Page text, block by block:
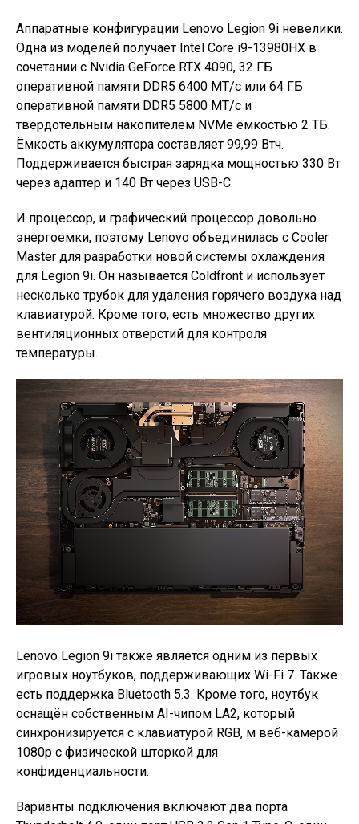
Аппаратные конфигурации Lenovo Legion 9i невелики.
Одна из моделей получает Intel Core i9-13980HX в
сочетании с Nvidia GeForce RTX 4090, 32 ГБ
оперативной памяти DDR5 6400 МТ/с или 64 ГБ
оперативной памяти DDR5 5800 МТ/с и
твердотельным накопителем NVMe ёмкостью 2 ТБ.
Ёмкость аккумулятора составляет 99,99 Втч.
Поддерживается быстрая зарядка мощностью 330 Вт
через адаптер и 140 Вт через USB-C.
И процессор, и графический процессор довольно
энергоемки, поэтому Lenovo объединилась с Cooler
Master для разработки новой системы охлаждения
для Legion 9i. Он называется Coldfront и использует
несколько трубок для удаления горячего воздуха над
клавиатурой. Кроме того, есть множество других
вентиляционных отверстий для контроля
температуры.
Lenovo Legion 9i также является одним из первых
игровых ноутбуков, поддерживающих Wi-Fi 7. Также
есть поддержка Bluetooth 5.3. Кроме того, ноутбук
оснащён собственным AI-чипом LA2, который
синхронизируется с клавиатурой RGB, м веб-камерой
1080p с физической шторкой для
конфиденциальности.
Варианты подключения включают два порта